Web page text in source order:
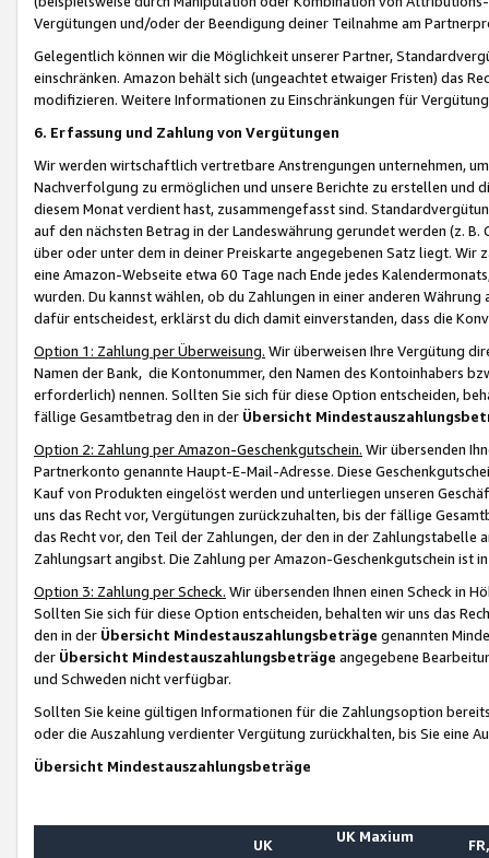
Vergütungen und/oder der Beendigung deiner Teilnahme am
Gelegentlich können wir die Möglichkeit unserer Partner,
einschränken. Amazon behält sich (ungeachtet etwaiger Fristen) das
modifizieren. Weitere Informationen zu Einschränkungen für
6. Erfassung und Zahlung von Vergütungen
Wir werden wirtschaftlich vertretbare Anstrengungen unternehmen,
Nachverfolgung zu ermöglichen und unsere Berichte zu erstellen und
diesem Monat verdient hast, zusammengefasst sind.
auf den nächsten Betrag in der Landeswährung gerundet werden (z.
über oder unter dem in deiner Preiskarte angegebenen Satz liegt.
eine Amazon-Webseite etwa 60 Tage nach Ende jedes
wurden. Du kannst wählen, ob du Zahlungen in einer anderen
dafür entscheidest, erklärst du dich damit einverstanden, dass die
Option 1: Zahlung per Überweisung. Wir überweisen Ihre Vergütung
Namen der Bank, die Kontonummer, den Namen des Kontoinhabers
erforderlich) nennen. Sollten Sie sich für diese Option entscheiden,
fällige Gesamtbetrag den in der Übersicht
Option 2: Zahlung per Amazon-Geschenkgutschein. Wir übersenden
Partnerkonto genannte Haupt-E-Mail-Adresse. Diese
Kauf von Produkten eingelöst werden und unterliegen unseren
uns das Recht vor, Vergütungen zurückzuhalten, bis der fällige
das Recht vor, den Teil der Zahlungen, der den in der
Zahlungsart angibst. Die Zahlung per Amazon-Geschenkgutschein ist
Option 3: Zahlung per Scheck. Wir übersenden Ihnen einen Scheck in
Sollten Sie sich für diese Option entscheiden, behalten wir uns das
den in der Übersicht Mindestauszahlungsbeträge genannten
der Übersicht Mindestauszahlungsbeträge angegebene
und Schweden nicht verfügbar.
Sollten Sie keine gültigen Informationen für die Zahlungsoption
oder die Auszahlung verdienter Vergütung zurückhalten, bis Sie
Übersicht Mindestauszahlungsbeträge
UK
UK Maxium